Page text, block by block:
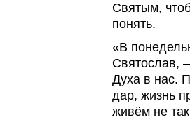
Святым,
понять.
«В
Святослав,
Духа в нас.
дар, жизнь
живём не